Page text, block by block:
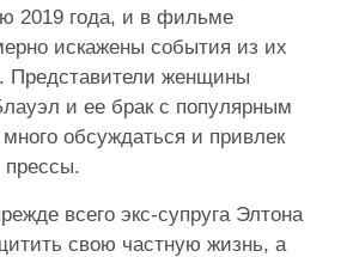
2019 года, и в фильме
искажены события из их
Представители женщины
и ее брак с популярным
обсуждаться и привлек
прессы.
всего экс-супруга Элтона
свою частную жизнь, а